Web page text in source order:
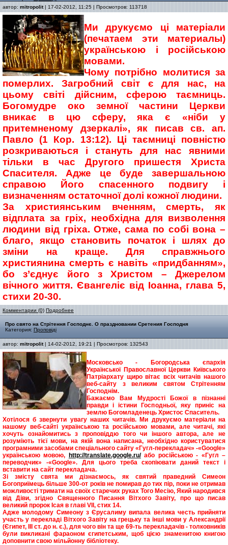
автор: mitropolit| 17-02-2012, 11:25 | Просмотров: 113718
Ми друкуємо ці матеріали
(печатаем эти материалы)
українською і російською
мовами.
Чому потрібно молитися за
померлих. Загробний світ є для нас, на
цьому світі дійсним, сферою таємниць.
Богомудре око земної частини Церкви
вникає в цю сферу, яка є «ніби у
притемненому дзеркалі», як писав св. ап.
Павло (1 Кор. 13:12). Ці таємниці повністю
розкриваються і стануть для нас явними
тільки в час Другого пришестя Христа
Спасителя. Адже це буде завершальною
справою Його спасенного подвигу і
визначенням остаточної долі кожної людини.
За християнським вченням, смерть, як
відплата за гріх, необхідна для визволення
людини від гріха. Отже, сама по собі вона –
благо, якщо становить початок і шлях до
зміни на краще. Для справжнього
християнина смерть є навіть «придбанням»,
бо з’єднує його з Христом – Джерелом
вічного життя. Євангеліє від Іоанна, глава 5,
стихи 20-30.
Комментарии (0) Подробнее
Про свято на Стрітення Господнє. О праздновании Сретения Господня
Категория: Проповіді
автор: mitropolit| 14-02-2012, 19:21 | Просмотров: 132543
Московсько - Богородська єпархія
Української Православної Церкви Київського
Патріархату щиро вітає всіх читачів нашого
веб-сайту з великим святом Стрітенням
Господнім.
Бажаємо Вам Мудрості Божої в пізнанні
правди і істини Господньої, яку приніс на
землю Богомладенець Христос Спаситель.
Хотілося б звернути увагу наших читачів. Ми друкуємо матеріали на
нашому веб-сайті українською та російською мовами, але читачі, які
хочуть ознайомитись з проповіддю того чи іншого автора, але не
розуміють тієї мови, на якій вона написана, необхідно користуватися
програмними засобами спеціального сайту «Гугл-перекладач» -«Google»
українською мовою,
http://translate.google.ru/або російською - «Гугл –
переводчик» -«Google». Для цього треба скопіювати даний текст і
вставити на сайт перекладача.
Зі змісту свята ми дізнаємось, як святий праведний Симеон
Богоприїмець більше 300-от років не помирав до тих пір, поки не отримав
можливості тримати на своїх старечих руках Того Месію, Який народився
від Діви, згідно Священного Писання Вітхого Завіту, про що писав
великий пророк Ісая в главі VII, стих 14.
Адже молодому Симеону з Єрусалиму випала велика честь прийняти
участь у перекладі Вітхого Завіту на грецьку та інші мови у Александрії
(Єгипет, ІІІ ст. до н. є.), для чого він та ще 69-ть перекладачів - толковників
були викликані фараоном єгипетським, щоб цією знаменитою книгою
доповнити свою мільйонну бібліотеку.